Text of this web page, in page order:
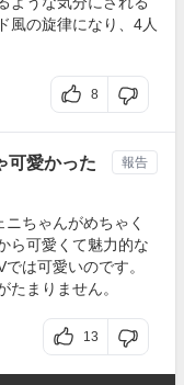
風の旋律になり、4人
8
可愛かった
ちゃんがめちゃく
ら可愛くて魅力的な
は可愛いのです。
たまりません。
13
報告